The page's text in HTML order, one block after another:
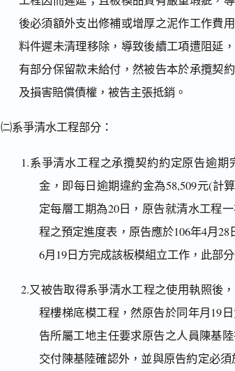
後必須額外支出修補或增厚之泥作工作費
料件遲未清理移除，導致後續工項遭阻延
有部分保留款未給付，然被告本於承攬契
及損害賠償債權，被告主張抵銷。
㈡系爭清水工程部分：
1.系爭清水工程之承攬契約約定原告逾
金，即每日逾期違約金為58,509元(計
定每層工期為20日，原告就清水工程
程之預定進度表，原告應於106年4月
6月19日方完成該板模組立工作，此部分
2.又被告取得系爭清水工程之使用執照後
程樓梯底模工程，然原告於同年月19
告所屬工地主任要求原告之人員陳基
交付陳基陸確認外，並與原告約定必